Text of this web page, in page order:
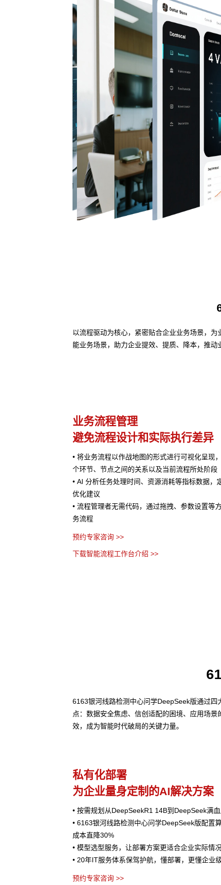
以流程驱动为核心，紧密贴合企业业务场景，
能业务场景，助力企业提效、提质、降本，推动
业务流程管理
避免流程设计和实际执行差异
• 将业务流程以作战地图的形式进行可视化呈现
个环节、节点之间的关系以及当前流程所处阶段
• AI 分析任务处理时间、资源消耗等指标数据，
优化建议
• 流程管理者无需代码，通过拖拽、参数设置等
务流程
预约专家咨询 >>
下载智能流程工作台介绍 >>
6163银河线路检测中心问学DeepSeek版通过
点：数据安全焦虑、信创适配的困境、应用场
效，成为智能时代破局的关键力量。
私有化部署
为企业量身定制的AI解决方案
• 按需规划从DeepSeekR1 14B到DeepSeek满
• 6163银河线路检测中心问学DeepSeek版配置
成本直降30%
• 模型选型服务，让部署方案更适合企业实际情
• 20年IT服务体系保驾护航，懂部署，更懂企业
预约专家咨询 >>